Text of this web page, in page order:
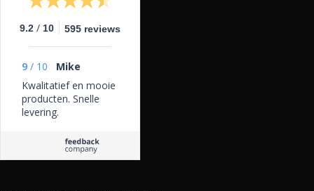
9.2 / 10 595 reviews
9 / 10
Mike
Kwalitatief en mooie
producten. Snelle
levering.